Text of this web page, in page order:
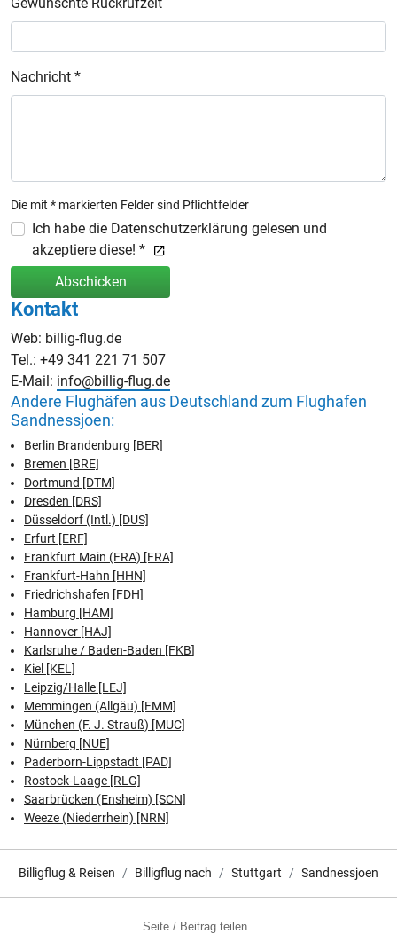
Nachricht *
Die mit * markierten Felder sind Pflichtfelder
Ich habe die Datenschutzerklärung gelesen und
akzeptiere diese! *
Abschicken
Kontakt
Web: billig-flug.de
Tel.: +49 341 221 71 507
E-Mail: info@billig-flug.de
Andere Flughäfen aus Deutschland zum Flughafen
Sandnessjoen:
Berlin Brandenburg [BER]
Bremen [BRE]
Dortmund [DTM]
Dresden [DRS]
Düsseldorf (Intl.) [DUS]
Erfurt [ERF]
Frankfurt Main (FRA) [FRA]
Frankfurt-Hahn [HHN]
Friedrichshafen [FDH]
Hamburg [HAM]
Hannover [HAJ]
Karlsruhe / Baden-Baden [FKB]
Kiel [KEL]
Leipzig/Halle [LEJ]
Memmingen (Allgäu) [FMM]
München (F. J. Strauß) [MUC]
Nürnberg [NUE]
Paderborn-Lippstadt [PAD]
Rostock-Laage [RLG]
Saarbrücken (Ensheim) [SCN]
Weeze (Niederrhein) [NRN]
Billigflug & Reisen Billigflug nach Stuttgart Sandnessjoen
Seite / Beitrag teilen